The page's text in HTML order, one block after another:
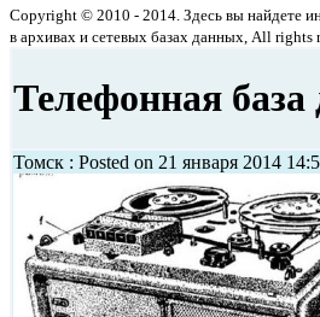
Copyright © 2010 - 2014. Здесь вы найдете
в архивах и сетевых базах данных, All rights
Телефонная
Томск : Posted on 21 января 2014